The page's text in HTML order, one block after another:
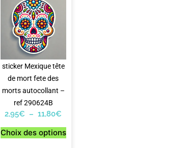
sticker Mexique tête
de mort fete des
morts autocollant –
ref 290624B
2,95€ – 11,80€
Choix des options